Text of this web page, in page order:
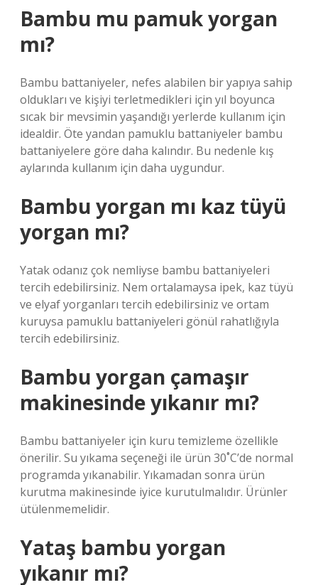
Bambu mu pamuk yorgan
mı?
Bambu battaniyeler, nefes alabilen bir yapıya sahip
oldukları ve kişiyi terletmedikleri için yıl boyunca
sıcak bir mevsimin yaşandığı yerlerde kullanım için
idealdir. Öte yandan pamuklu battaniyeler bambu
battaniyelere göre daha kalındır. Bu nedenle kış
aylarında kullanım için daha uygundur.
Bambu yorgan mı kaz tüyü
yorgan mı?
Yatak odanız çok nemliyse bambu battaniyeleri
tercih edebilirsiniz. Nem ortalamaysa ipek, kaz tüyü
ve elyaf yorganları tercih edebilirsiniz ve ortam
kuruysa pamuklu battaniyeleri gönül rahatlığıyla
tercih edebilirsiniz.
Bambu yorgan çamaşır
makinesinde yıkanır mı?
Bambu battaniyeler için kuru temizleme özellikle
önerilir. Su yıkama seçeneği ile ürün 30˚C’de normal
programda yıkanabilir. Yıkamadan sonra ürün
kurutma makinesinde iyice kurutulmalıdır. Ürünler
ütülenmemelidir.
Yataş bambu yorgan
yıkanır mı?